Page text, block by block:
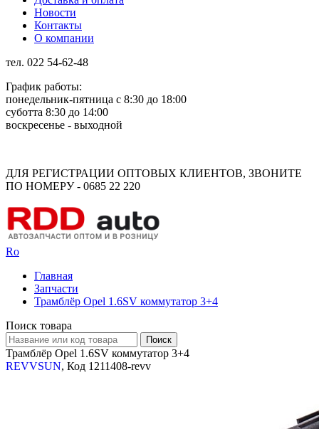
Новости
Контакты
О компании
тел. 022 54-62-48
График работы:
понедельник-пятница с 8:30 до 18:00
суботта 8:30 до 14:00
воскресенье - выходной
ДЛЯ РЕГИСТРАЦИИ ОПТОВЫХ КЛИЕНТОВ, ЗВОНИТЕ
ПО НОМЕРУ - 0685 22 220
Ro
Главная
Запчасти
Трамблёр Opel 1.6SV коммутатор 3+4
Поиск товара
Трамблёр Opel 1.6SV коммутатор 3+4
REVVSUN, Код 1211408-revv